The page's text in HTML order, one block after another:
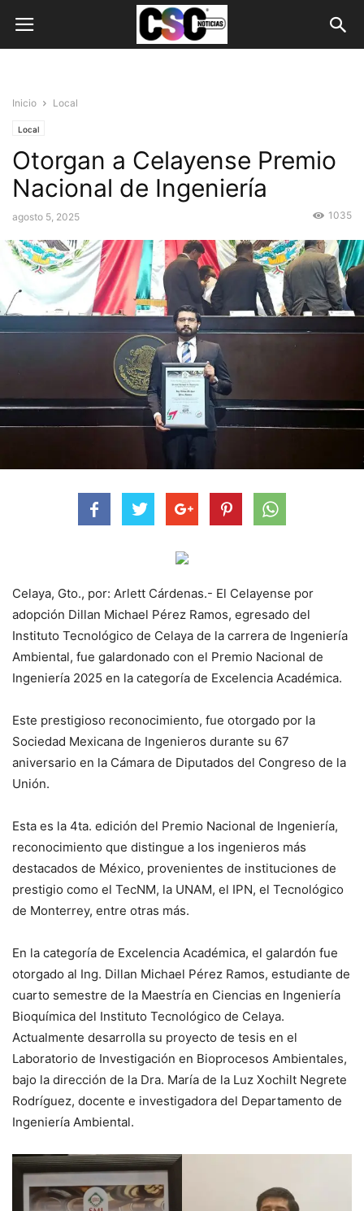
Inicio Local
Local
Otorgan a Celayense Premio
Nacional de Ingeniería
agosto 5, 2025 1035
Celaya, Gto., por: Arlett Cárdenas.- El Celayense por
adopción Dillan Michael Pérez Ramos, egresado del
Instituto Tecnológico de Celaya de la carrera de Ingeniería
Ambiental, fue galardonado con el Premio Nacional de
Ingeniería 2025 en la categoría de Excelencia Académica.
Este prestigioso reconocimiento, fue otorgado por la
Sociedad Mexicana de Ingenieros durante su 67
aniversario en la Cámara de Diputados del Congreso de la
Unión.
Esta es la 4ta. edición del Premio Nacional de Ingeniería,
reconocimiento que distingue a los ingenieros más
destacados de México, provenientes de instituciones de
prestigio como el TecNM, la UNAM, el IPN, el Tecnológico
de Monterrey, entre otras más.
En la categoría de Excelencia Académica, el galardón fue
otorgado al Ing. Dillan Michael Pérez Ramos, estudiante de
cuarto semestre de la Maestría en Ciencias en Ingeniería
Bioquímica del Instituto Tecnológico de Celaya.
Actualmente desarrolla su proyecto de tesis en el
Laboratorio de Investigación en Bioprocesos Ambientales,
bajo la dirección de la Dra. María de la Luz Xochilt Negrete
Rodríguez, docente e investigadora del Departamento de
Ingeniería Ambiental.